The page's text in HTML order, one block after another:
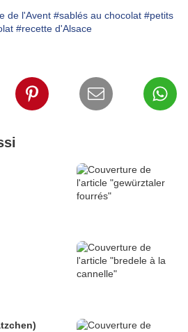
de l'Avent #sablés au chocolat #petits
#recette d'Alsace